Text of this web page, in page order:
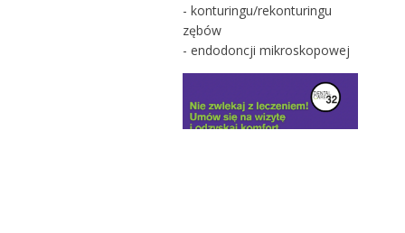
- konturingu/rekonturingu
zębów
- endodoncji mikroskopowej